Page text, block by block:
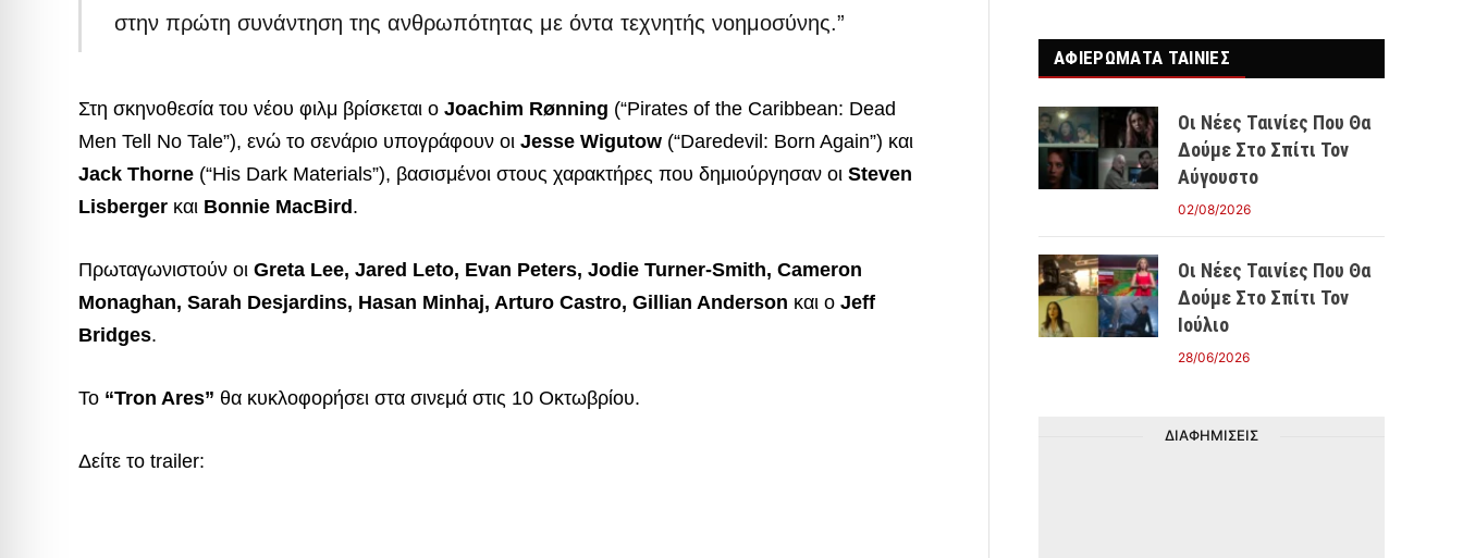
στην πρώτη συνάντηση της ανθρωπότητας με όντα τεχνητής νοημοσύνης.”
Στη σκηνοθεσία του νέου φιλμ βρίσκεται ο Joachim Rønning (“Pirates of the Caribbean: Dead
Men Tell No Tale”), ενώ το σενάριο υπογράφουν οι Jesse Wigutow (“Daredevil: Born Again”) και
Jack Thorne (“His Dark Materials”), βασισμένοι στους χαρακτήρες που δημιούργησαν οι Steven
Lisberger και Bonnie MacBird .
Πρωταγωνιστούν οι Greta Lee, Jared Leto, Evan Peters, Jodie Turner-Smith, Cameron
Monaghan, Sarah Desjardins, Hasan Minhaj, Arturo Castro, Gillian Anderson και ο Jeff
Bridges.
Το “Tron Ares” θα κυκλοφορήσει στα σινεμά στις 10 Οκτωβρίου.
Δείτε το trailer:
ΑΦΙΕΡΩΜΑΤΑ ΤΑΙΝΊΕΣ
Οι Νέες Ταινίες Που Θα
Δούμε Στο Σπίτι Τον
Αύγουστο
02/08/2026
Οι Νέες Ταινίες Που Θα
Δούμε Στο Σπίτι Τον
Ιούλιο
28/06/2026
ΔΙΑΦΗΜΙΣΕΙΣ